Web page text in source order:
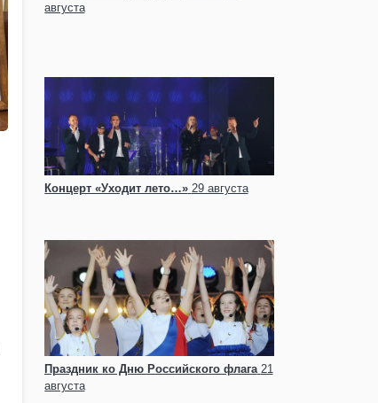
августа
Концерт «Уходит лето…» 29 августа
Праздник ко Дню Российского флага 21
августа